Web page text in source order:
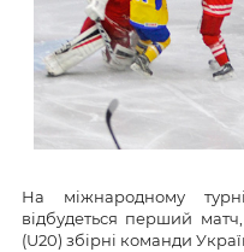
На міжнародному
відбудеться перший
(U20) збірні команди